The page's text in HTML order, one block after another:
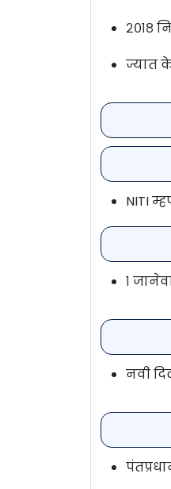
२०१८
ज्यात
NITI
१
नवी